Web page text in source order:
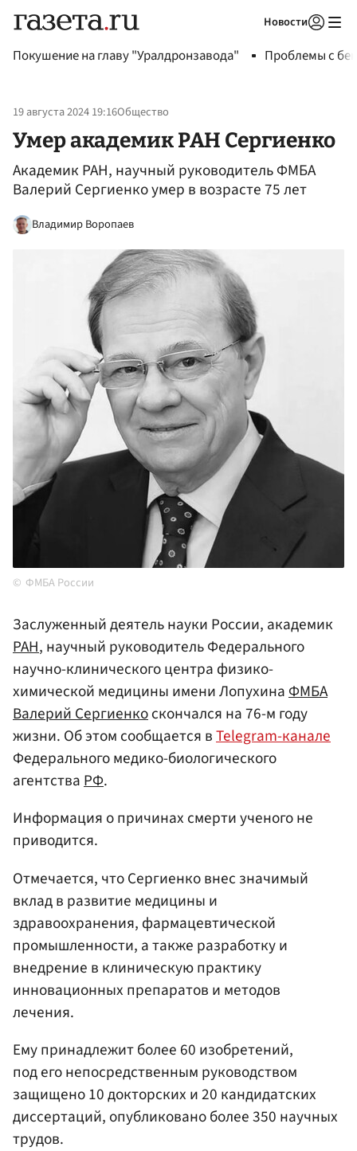
Новости
Покушение на главу "Уралдронзавода" Проблемы с
19 августа 2024 19:16Общество
Умер академик РАН Сергиенко
Академик РАН, научный руководитель ФМБА
Валерий Сергиенко умер в возрасте 75 лет
Владимир Воропаев
ФМБА России
Заслуженный деятель науки России, академик
РАН, научный руководитель Федерального
научно-клинического центра физико-
химической медицины имени ЛопухинаФМБА
Валерий Сергиенкоскончался на 76-м году
жизни. Об этом сообщается вTelegram-канале
Федерального медико-биологического
агентстваРФ.
Информация о причинах смерти ученого не
приводится.
Отмечается, что Сергиенко внес значимый
вклад в развитие медицины и
здравоохранения, фармацевтической
промышленности, а также разработку и
внедрение в клиническую практику
инновационных препаратов и методов
лечения.
Ему принадлежит более 60 изобретений,
под его непосредственным руководством
защищено 10 докторских и 20 кандидатских
диссертаций, опубликовано более 350 научных
трудов.